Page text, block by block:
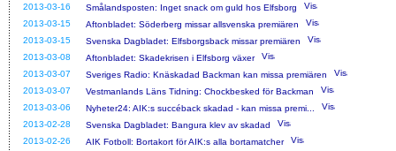
2013-03-16
Smålandsposten: Inget snack om guld hos Elfsborg
2013-03-15
Aftonbladet: Söderberg missar allsvenska premiären
2013-03-15
Svenska Dagbladet: Elfsborgsback missar premiären
2013-03-08
Aftonbladet: Skadekrisen i Elfsborg växer
2013-03-07
Sveriges Radio: Knäskadad Backman kan missa premiären
2013-03-07
Vestmanlands Läns Tidning: Chockbesked för Backman
2013-03-06
Nyheter24: AIK:s succéback skadad - kan missa premi...
2013-02-28
Svenska Dagbladet: Bangura klev av skadad
2013-02-26
AIK Fotboll: Bortakort för AIK:s alla bortamatcher